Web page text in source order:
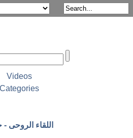
Videos
Categories
اللقاء الروحى - حلقة 2